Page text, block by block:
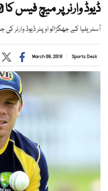
ڈیوڈ وارنر پر میچ فیس کا 70 فیصد جرمانہ
آسٹریلیا کے جھگڑالو اوپنر ڈیوڈ
Sports Desk
March 08, 2018